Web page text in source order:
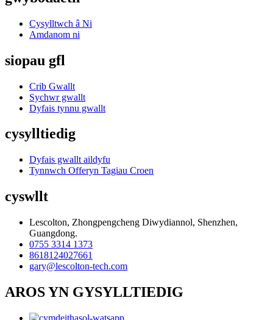
Cysylltwch â Ni
Amdanom ni
siopau gfl
Crib Gwallt
Sychwr gwallt
Dyfais tynnu gwallt
cysylltiedig
Dyfais gwallt aildyfu
Tynnwch Offeryn Tagiau Croen
cyswllt
Lescolton, Zhongpengcheng Diwydiannol, Shenzhen,
Guangdong.
0755 3314 1373
8618124027661
gary@lescolton-tech.com
AROS YN GYSYLLTIEDIG